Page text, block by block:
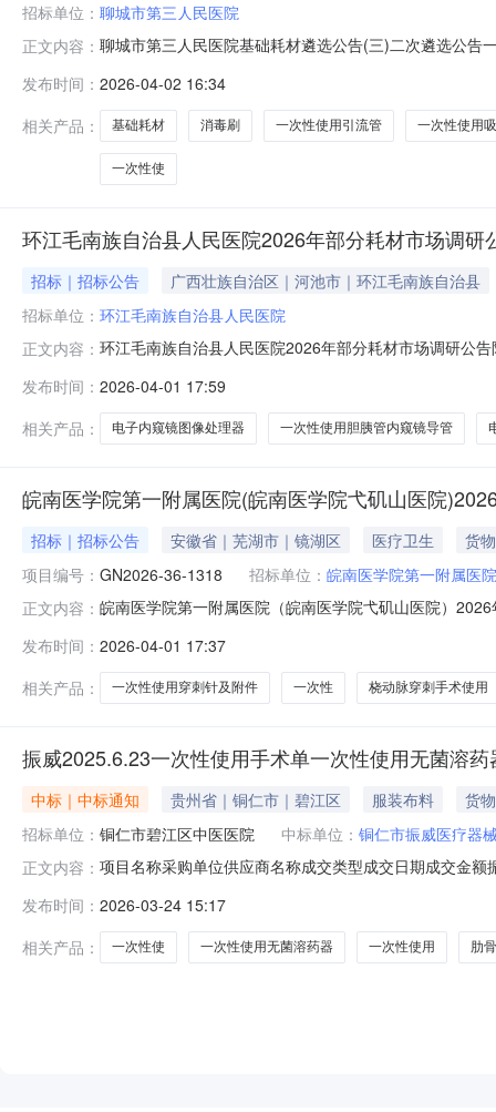
招标单位： 聊城市第三人民医院
正文内容： 聊城市第三人民医院基础耗材遴选公告(三)二次遴选公告
一般纳税人证明材料。2.生产企业：营业执照、生产许
项！报名注意事项：1.遴选报
发布时间： 2026-04-02 16:34
相关产品：
基础耗材 消毒刷 一次性使用引流管 一次性使用
一次性使
环江毛南族自治县人民医院2026年部分耗材市场调研
招标｜招标公告
广西壮族自治区｜河池市｜环江毛南族自治县
招标单位： 环江毛南族自治县人民医院
正文内容： 环江毛南族自治县人民医院2026年部分耗材市场调研公
发布时间： 2026-04-01 17:59
相关产品：
电子内窥镜图像处理器 一次性使用胆胰管内窥镜导管
皖南医学院第一附属医院(皖南医学院弋矶山医院
招标｜招标公告 安徽省｜芜湖市｜镜湖区 医疗卫生
货物
项目编号： GN2026-36-1318 招标单位： 皖南医学院第一附属医
正文内容： 皖南医学院第一附属医院（皖南医学院弋矶山医院）
标人可对投标人本年度服务质量做出综合评价，若评价
估单价
发布时间： 2026-04-01 17:37
相关产品：
一次性使用穿刺针及附件 一次性 桡动脉穿刺手术使用
振威2025.6.23一次性使用手术单一次性使用无菌溶
中标｜中标通知 贵州省｜铜仁市｜碧江区 服装布料
货物
招标单位： 铜仁市碧江区中医医院 中标单位： 铜仁市振威医疗器
正文内容： 项目名称采购单位供应商名称成交类型成交日期成交金
吸管道14.01502100
发布时间： 2026-03-24 15:17
相关产品：
一次性使 一次性使用无菌溶药器 一次性使用 肋